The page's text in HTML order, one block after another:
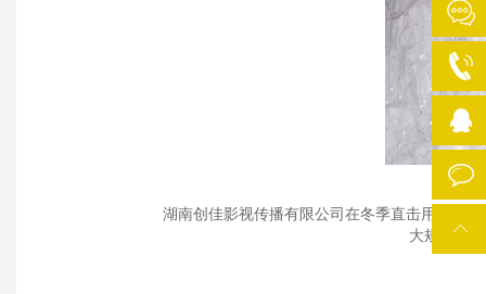
湖南创佳影视传播有限公司在冬季直击用户痛点，
大规模的地